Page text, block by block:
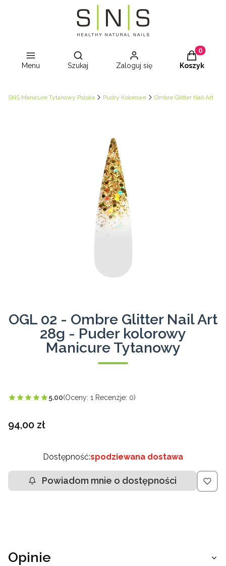
Menu
Otwórz wyszukiwarkę
Szukaj Zaloguj się
Produkty
Koszyk
SNS Manicure Tytanowy Polska Pudry Kolorowe Ombre Glitter Nail Art
OGL 02 - Ombre Glitter Nail Art
28g - Puder kolorowy
Manicure Tytanowy
5.00(Oceny: 1 Recenzje: 0)
Cena
94,00 zł
Dostępność:spodziewana dostawa
Powiadom mnie o dostępności
Opinie